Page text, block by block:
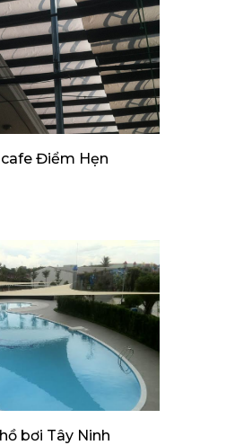
Điểm Hẹn
bơi Tây Ninh